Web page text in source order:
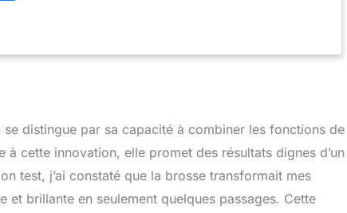
distingue par sa capacité à combiner les fonctions de
cette innovation, elle promet des résultats dignes d’un
test, j’ai constaté que la brosse transformait mes
et brillante en seulement quelques passages. Cette